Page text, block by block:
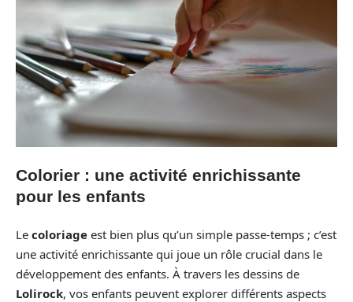
Colorier : une activité enrichissante
pour les enfants
Le coloriage est bien plus qu’un simple passe-temps ; c’est
une activité enrichissante qui joue un rôle crucial dans le
développement des enfants. À travers les dessins de
Lolirock, vos enfants peuvent explorer différents aspects